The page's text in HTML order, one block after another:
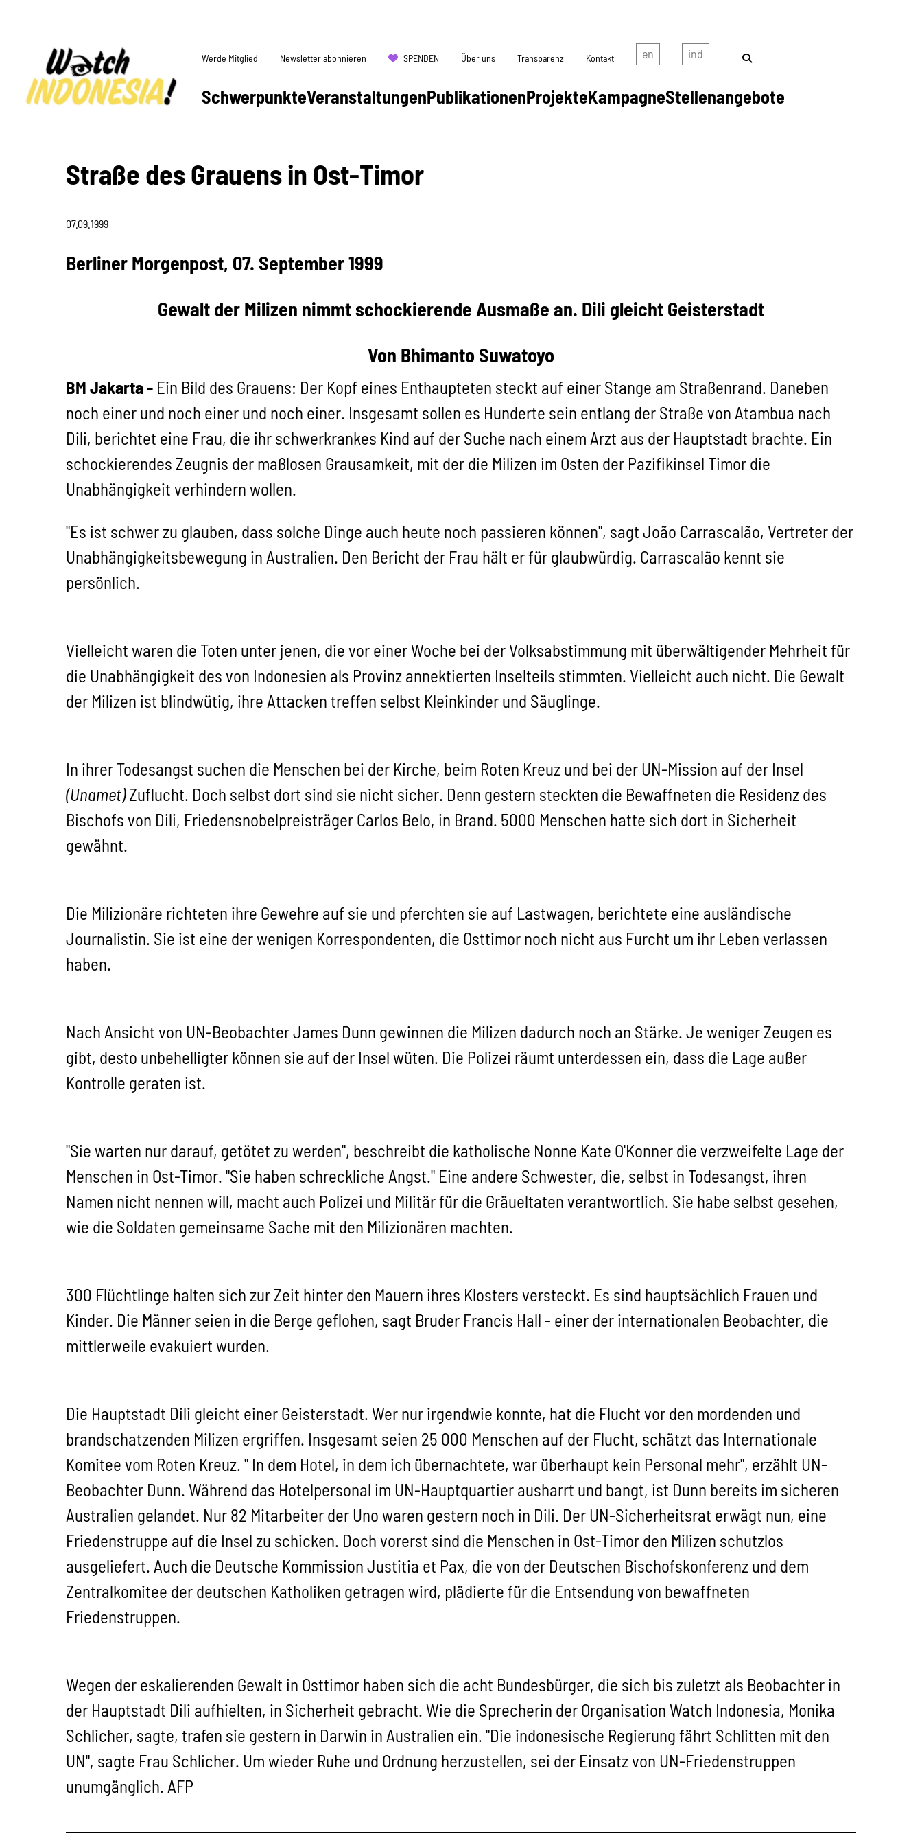
SchwerpunkteVeranstaltungenPublikationenProjekteKampagneStellenangebote
Werde Mitglied Newsletter abonnieren SPENDEN Über uns Transparenz Kontakt
Straße des Grauens in Ost-Timor
07.09.1999
Berliner Morgenpost, 07. September 1999
Gewalt der Milizen nimmt schockierende Ausmaße an. Dili gleicht Geisterstadt
Von Bhimanto Suwatoyo
BM Jakarta - Ein Bild des Grauens: Der Kopf eines Enthaupteten steckt auf einer Stange am Straßenrand. Daneben
noch einer und noch einer und noch einer. Insgesamt sollen es Hunderte sein entlang der Straße von Atambua nach
Dili, berichtet eine Frau, die ihr schwerkrankes Kind auf der Suche nach einem Arzt aus der Hauptstadt brachte. Ein
schockierendes Zeugnis der maßlosen Grausamkeit, mit der die Milizen im Osten der Pazifikinsel Timor die
Unabhängigkeit verhindern wollen.
"Es ist schwer zu glauben, dass solche Dinge auch heute noch passieren können", sagt João Carrascalão, Vertreter der
Unabhängigkeitsbewegung in Australien. Den Bericht der Frau hält er für glaubwürdig. Carrascalão kennt sie
persönlich.
Vielleicht waren die Toten unter jenen, die vor einer Woche bei der Volksabstimmung mit überwältigender Mehrheit für
die Unabhängigkeit des von Indonesien als Provinz annektierten Inselteils stimmten. Vielleicht auch nicht. Die Gewalt
der Milizen ist blindwütig, ihre Attacken treffen selbst Kleinkinder und Säuglinge.
In ihrer Todesangst suchen die Menschen bei der Kirche, beim Roten Kreuz und bei der UN-Mission auf der Insel
(Unamet)Zuflucht. Doch selbst dort sind sie nicht sicher. Denn gestern steckten die Bewaffneten die Residenz des
Bischofs von Dili, Friedensnobelpreisträger Carlos Belo, in Brand. 5000 Menschen hatte sich dort in Sicherheit
gewähnt.
Die Milizionäre richteten ihre Gewehre auf sie und pferchten sie auf Lastwagen, berichtete eine ausländische
Journalistin. Sie ist eine der wenigen Korrespondenten, die Osttimor noch nicht aus Furcht um ihr Leben verlassen
haben.
Nach Ansicht von UN-Beobachter James Dunn gewinnen die Milizen dadurch noch an Stärke. Je weniger Zeugen es
gibt, desto unbehelligter können sie auf der Insel wüten. Die Polizei räumt unterdessen ein, dass die Lage außer
Kontrolle geraten ist.
"Sie warten nur darauf, getötet zu werden", beschreibt die katholische Nonne Kate O'Konner die verzweifelte Lage der
Menschen in Ost-Timor. "Sie haben schreckliche Angst." Eine andere Schwester, die, selbst in Todesangst, ihren
Namen nicht nennen will, macht auch Polizei und Militär für die Gräueltaten verantwortlich. Sie habe selbst gesehen,
wie die Soldaten gemeinsame Sache mit den Milizionären machten.
300 Flüchtlinge halten sich zur Zeit hinter den Mauern ihres Klosters versteckt. Es sind hauptsächlich Frauen und
Kinder. Die Männer seien in die Berge geflohen, sagt Bruder Francis Hall - einer der internationalen Beobachter, die
mittlerweile evakuiert wurden.
Die Hauptstadt Dili gleicht einer Geisterstadt. Wer nur irgendwie konnte, hat die Flucht vor den mordenden und
brandschatzenden Milizen ergriffen. Insgesamt seien 25 000 Menschen auf der Flucht, schätzt das Internationale
Komitee vom Roten Kreuz. " In dem Hotel, in dem ich übernachtete, war überhaupt kein Personal mehr", erzählt UN-
Beobachter Dunn. Während das Hotelpersonal im UN-Hauptquartier ausharrt und bangt, ist Dunn bereits im sicheren
Australien gelandet. Nur 82 Mitarbeiter der Uno waren gestern noch in Dili. Der UN-Sicherheitsrat erwägt nun, eine
Friedenstruppe auf die Insel zu schicken. Doch vorerst sind die Menschen in Ost-Timor den Milizen schutzlos
ausgeliefert. Auch die Deutsche Kommission Justitia et Pax, die von der Deutschen Bischofskonferenz und dem
Zentralkomitee der deutschen Katholiken getragen wird, plädierte für die Entsendung von bewaffneten
Friedenstruppen.
Wegen der eskalierenden Gewalt in Osttimor haben sich die acht Bundesbürger, die sich bis zuletzt als Beobachter in
der Hauptstadt Dili aufhielten, in Sicherheit gebracht. Wie die Sprecherin der Organisation Watch Indonesia, Monika
Schlicher, sagte, trafen sie gestern in Darwin in Australien ein. "Die indonesische Regierung fährt Schlitten mit den
UN", sagte Frau Schlicher. Um wieder Ruhe und Ordnung herzustellen, sei der Einsatz von UN-Friedenstruppen
unumgänglich. AFP